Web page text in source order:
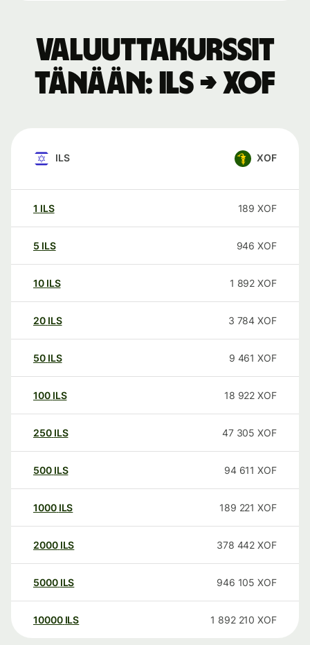
Valuuttakurssit
tänään: ILS → XOF
ILS XOF
1 ILS 189 XOF
5 ILS 946 XOF
10 ILS 1 892 XOF
20 ILS 3 784 XOF
50 ILS 9 461 XOF
100 ILS 18 922 XOF
250 ILS 47 305 XOF
500 ILS 94 611 XOF
1000 ILS 189 221 XOF
2000 ILS 378 442 XOF
5000 ILS 946 105 XOF
10000 ILS 1 892 210 XOF